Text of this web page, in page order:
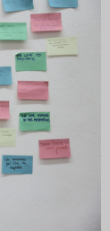
Blog
Blog
Blog